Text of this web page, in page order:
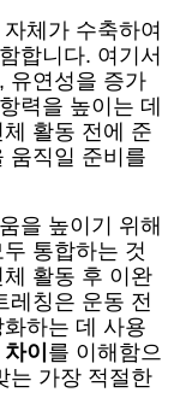
체가 수축하여
합니다. 여기서
유연성을 증가
력을 높이는 데
활동 전에 준
움직일 준비를
을 높이기 위해
통합하는 것
활동 후 이완
레칭은 운동 전
하는 데 사용
이 를 이해함으
는 가장 적절한